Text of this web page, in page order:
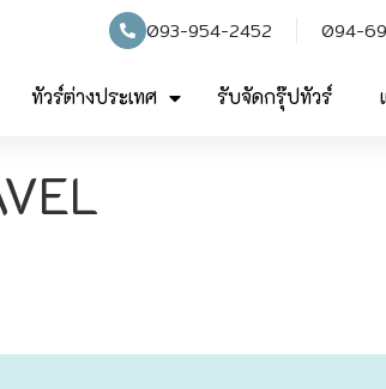
093-954-2452 094-
ทัวร์ต่างประเทศ รับจัดกรุ๊ปทัวร์